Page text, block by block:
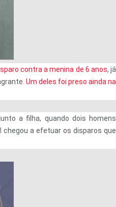
contra a menina de 6 anos, já
Um deles foi preso ainda na
a filha, quando dois homens
chegou a efetuar os disparos que